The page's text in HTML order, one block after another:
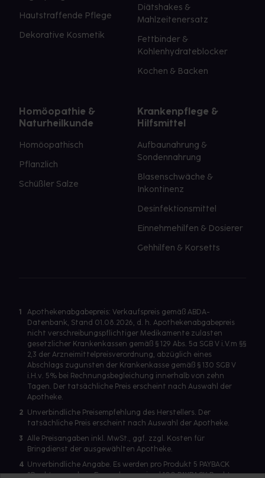
Hautstraffende Pflege
Dekorative Kosmetik
Diätshakes &
Mahlzeitenersatz
Fettbinder &
Kohlenhydrateblocker
Kochen & Backen
Homöopathie &
Naturheilkunde
Homöopathisch
Pflanzlich
Schüßler Salze
Krankenpflege &
Hilfsmittel
Aufbaunahrung &
Sondennahrung
Blasenschwäche &
Inkontinenz
Desinfektionsmittel
Einnehmehilfen & Dosierer
Gehhilfen & Korsetts
1
Apothekenabgabepreis: Verkaufspreis gemäß ABDA-
Datenbank, Stand 01.08.2026, d. h. Apothekenabgabepreis
nicht verschreibungspflichtiger Medikamente zulasten
gesetzlicher Krankenkassen gemäß § 129 Abs. 5a SGB V i.V.m §§
2,3 der Arzneimittelpreisverordnung, abzüglich eines
Abschlags zugunsten der Krankenkasse gemäß § 130 SGB V
i.H.v. 5% bei Rechnungsbegleichung innerhalb von zehn
Tagen. Der tatsächliche Preis erscheint nach Auswahl der
Apotheke.
2 Unverbindliche Preisempfehlung des Herstellers. Der
tatsächliche Preis erscheint nach Auswahl der Apotheke.
3 Alle Preisangaben inkl. MwSt., ggf. zzgl. Kosten für
Bringdienst der ausgewählten Apotheke.
4 Unverbindliche Angabe. Es werden pro Produkt 5 PAYBACK
°Punkte vergeben. Es werden maximal 100 PAYBACK Punkte